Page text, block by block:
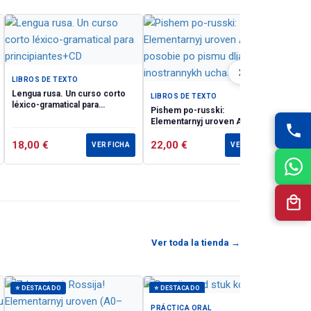
the
LIBROS DE TEXTO
Lengua rusa. Un curso corto
léxico-gramatical para
18,00 € VER FICHA
LIBROS DE TEXTO
Pishem po-russki:
Elementarnyj uroven A1:
posobie po pismu dlja
inostrannykh uchaschikhsja.
22,00 € VER FICHA
›
Ver toda la tienda →
⭐ DESTACADO ⭐ DESTACADO
PRÁCTICA ORAL